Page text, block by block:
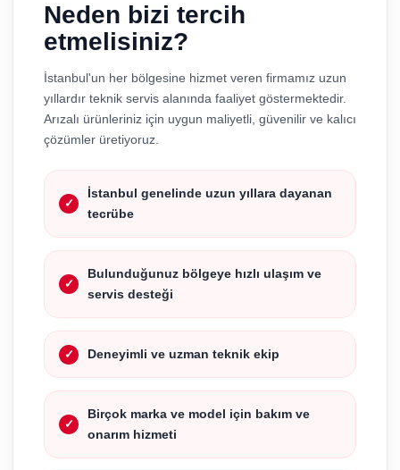
Neden bizi tercih
etmelisiniz?
İstanbul'un her bölgesine hizmet veren firmamız uzun
yıllardır teknik servis alanında faaliyet göstermektedir.
Arızalı ürünleriniz için uygun maliyetli, güvenilir ve kalıcı
çözümler üretiyoruz.
İstanbul genelinde uzun yıllara dayanan
tecrübe
Bulunduğunuz bölgeye hızlı ulaşım ve
servis desteği
Deneyimli ve uzman teknik ekip
Birçok marka ve model için bakım ve
onarım hizmeti